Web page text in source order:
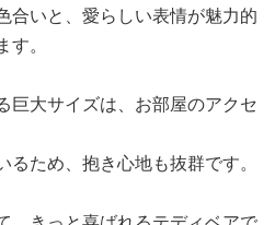
合いと、愛らしい表情が魅力的
。
巨大サイズは、お部屋のアクセ
ため、抱き心地も抜群です。